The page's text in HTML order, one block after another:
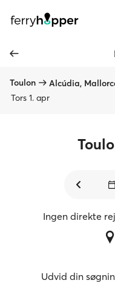
Toulon
Alcúdia,
Tors 1. apr
Ingen direkte
Udvid din